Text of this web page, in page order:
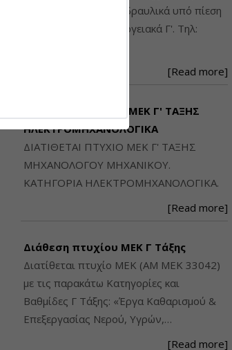
Μηχανικού: Η/Μ Γ', Υδραυλικά υπό πίεση
Β', Βιομηχανικά - Ενεργειακά Γ'. Τηλ:
[Read more]
ΔΙΑΤΙΘΕΤΑΙ ΠΤΥΧΙΟ ΜΕΚ Γ' ΤΑΞΗΣ
ΗΛΕΚΤΡΟΜΗΧΑΝΟΛΟΓΙΚΑ
ΔΙΑΤΙΘΕΤΑΙ ΠΤΥΧΙΟ ΜΕΚ Γ' ΤΑΞΗΣ
ΜΗΧΑΝΟΛΟΓΟΥ ΜΗΧΑΝΙΚΟΥ.
ΚΑΤΗΓΟΡΙΑ ΗΛΕΚΤΡΟΜΗΧΑΝΟΛΟΓΙΚΑ.
[Read more]
Διάθεση πτυχίου ΜΕΚ Γ Τάξης
Διατίθεται πτυχίο ΜΕΚ (ΑΜ ΜΕΚ 33042)
με τις παρακάτω Κατηγορίες και
Βαθμίδες Γ Τάξης: «Έργα Καθαρισμού &
Επεξεργασίας Νερού, Υγρών,…
[Read more]
Εισηγήτρια:
Τιμή από: €145.00
Διάρκεια: 8 ώρες